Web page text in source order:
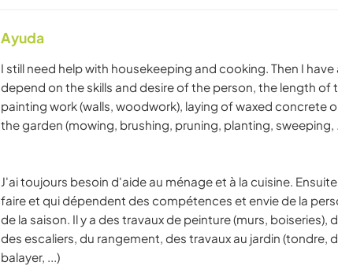
Ayuda
I still need help with housekeeping and cooking. Then I
depend on the skills and desire of the person, the length of
painting work (walls, woodwork), laying of waxed concrete
the garden (mowing, brushing, pruning, planting, sweeping,
J'ai toujours besoin d'aide au ménage et à la cuisine.
faire et qui dépendent des compétences et envie de la
de la saison. Il y a des travaux de peinture (murs, boiseries),
des escaliers, du rangement, des travaux au jardin (tondre,
balayer, ...)